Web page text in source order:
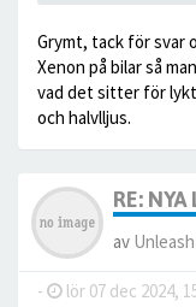
Grymt, tack för svar
Xenon på bilar så
vad det sitter för
och halvlljus.
RE:
av
- lör 07 dec 2024,